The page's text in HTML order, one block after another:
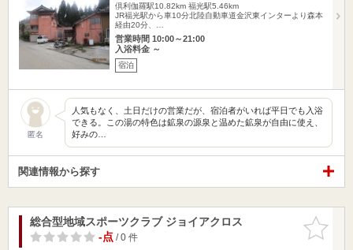
倶利伽羅駅10.82km 福光駅5.46km
JR福光駅から車10分北陸自動車道金沢東インターより森本
経由20分、…
営業時間 10:00～21:00
入浴料金 ～
宿泊
匿名
人気もなく、土日だけの営業だが、宿泊者がいれば平日でも入浴
できる。この湯の特色は鉱泉の源泉と温めた鉱泉が自由に使え、
好みの…
関連情報から探す
お気に入
りに追加
総合型地域スポーツクラブ ジョイアクロス
-点/ 0 件